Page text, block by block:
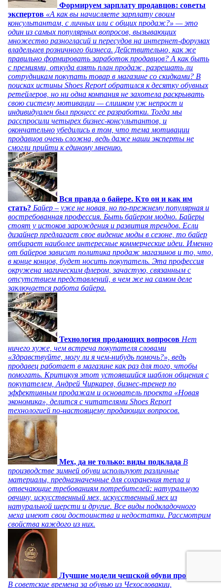
Формируем зарплату продавцов: советы
экспертов «А как вы начисляете зарплату своим
консультантам, с личных или с общих продаж?» — это
один из самых популярных вопросов, вызывающих
множество разногласий и пересудов на интернет-форумах
владельцев розничного бизнеса. Действительно, как же
правильно формировать заработок продавцов? А как быть
с премиями, откуда взять план продаж, разрешать ли
сотрудникам покупать товар в магазине со скидками? В
поисках истины Shoes Report обратился к десятку обувных
ретейлеров, но ни одна компания не захотела раскрывать
свою систему мотивации — слишком уж непрост и
индивидуален был процесс ее разработки. Тогда мы
расспросили четырех бизнес-консультантов, и
окончательно убедились в том, что тема мотивации
продавцов очень сложна, ведь даже наши эксперты не
смогли прийти к единому мнению.
Вся правда о байере. Кто он и как им
стать? Байер – уже не новая, но по-прежнему популярная и
востребованная профессия. Быть байером модно. Байеры
стоят у истоков зарождения и развития трендов. Если
дизайнер предлагает свое видение моды в сезоне, то байер
отбирает наиболее интересные коммерческие идеи. Именно
от байеров зависит политика продаж магазинов и то, что,
в конце концов, будет носить покупатель. Эта профессия
окружена магическим флером, зачастую, связанным с
отсутствием представлений, в чем же на самом деле
заключается работа байера.
Технология продающих вопросов Нет
ничего хуже, чем встреча покупателя словами
«Здравствуйте, могу ли я чем-нибудь помочь?», ведь
продавец работает в магазине как раз для того, чтобы
помогать. Критикуя этот устоявшийся шаблон общения с
покупателем, Андрей Чиркарев, бизнес-тренер по
эффективным продажам и основатель проекта «Новая
экономика», делится с читателями Shoes Report
технологией по-настоящему продающих вопросов.
Мех, да не только: виды подклада В
производстве зимней обуви используют различные
материалы, предназначенные для сохранения тепла и
отвечающие требованиям потребителей: натуральную
овчину, искусственный мех, искусственный мех из
натуральной шерсти и другие. Все виды подкладочного
меха имеют свои достоинства и недостатки. Рассмотрим
свойства каждого из них.
Лучшие модели чешской обуви прошлого
В советские времена за обувью из Чехословакии,